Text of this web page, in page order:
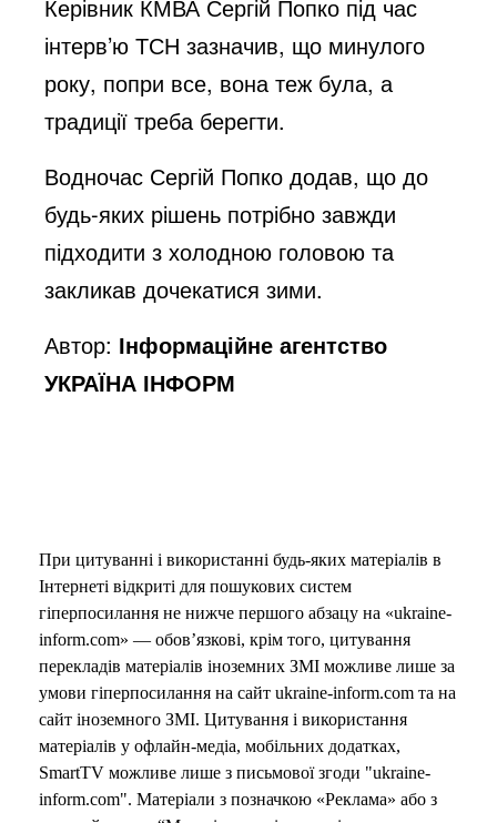
Керівник КМВА Сергій Попко під час
інтерв’ю ТСН зазначив, що минулого
року, попри все, вона теж була, а
традиції треба берегти.
Водночас Сергій Попко додав, що до
будь-яких рішень потрібно завжди
підходити з холодною головою та
закликав дочекатися зими.
Автор: Інформаційне агентство
УКРАЇНА ІНФОРМ
При цитуванні і використанні будь-яких матеріалів в
Інтернеті відкриті для пошукових систем
гіперпосилання не нижче першого абзацу на «ukraine-
inform.com» — обов’язкові, крім того, цитування
перекладів матеріалів іноземних ЗМІ можливе лише за
умови гіперпосилання на сайт ukraine-inform.com та на
сайт іноземного ЗМІ. Цитування і використання
матеріалів у офлайн-медіа, мобільних додатках,
SmartTV можливе лише з письмової згоди "ukraine-
inform.com". Матеріали з позначкою «Реклама» або з